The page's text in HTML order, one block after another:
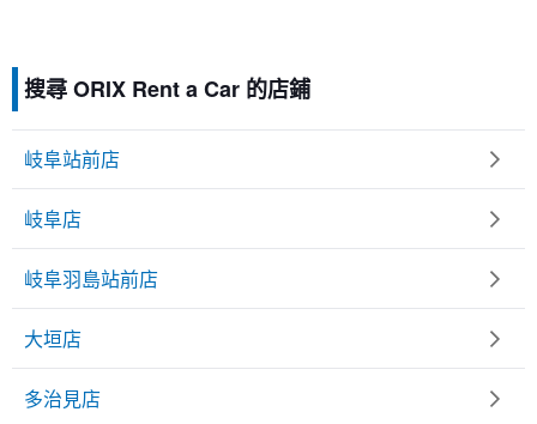
搜尋 ORIX Rent a Car 的店鋪
岐阜站前店
岐阜店
岐阜羽島站前店
大垣店
多治見店